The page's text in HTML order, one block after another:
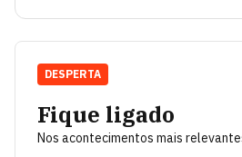
Fique ligado
Nos acontecimentos mais
DESPERTA